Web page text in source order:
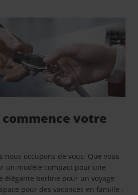
commence votre
nous occupons de vous. Que vous
un modèle compact pour une
élégante berline pour un voyage
pour des vacances en famille -